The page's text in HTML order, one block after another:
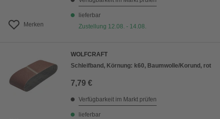
Merken
lieferbar
Zustellung 12.08. - 14.08.
WOLFCRAFT
Schleifband, Körnung: k60, Baumwolle/Korund, rot
7,79 €
Verfügbarkeit im Markt prüfen
lieferbar